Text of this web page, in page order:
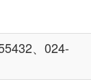
、024-